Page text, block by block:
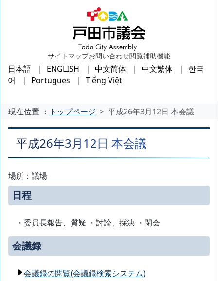
サイトマップお問い合わせ閲覧補助機能
日本語 ENGLISH 中文简体 中文繁体
한국
어
Portugues Tiếng Việt
現在位置 ： トップページ 平成26年3月12日 本会議
平成26年3月12日 本会議
場所：議場
日程
・委員長報告、質疑 ・討論、採決 ・閉会
会議録
会議録の閲覧(会議録検索システム)